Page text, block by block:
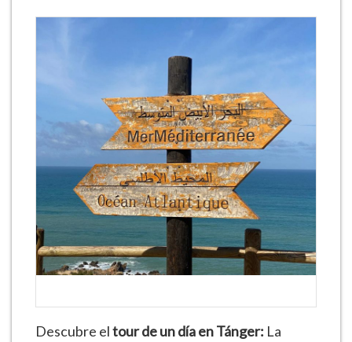
Descubre eltour de un día en Tánger: La